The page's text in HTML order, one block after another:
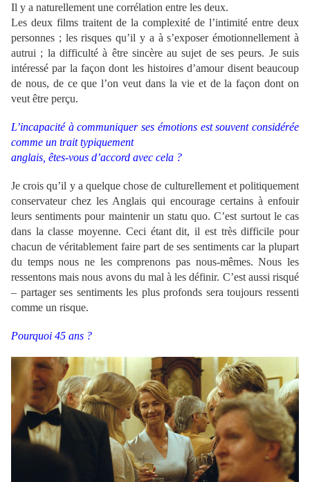
Il y a naturellement une corrélation entre les deux.
Les deux films traitent de la complexité de l’intimité entre deux
personnes ; les risques qu’il y a à s’exposer émotionnellement à
autrui ; la difficulté à être sincère au sujet de ses peurs. Je suis
intéressé par la façon dont les histoires d’amour disent beaucoup
de nous, de ce que l’on veut dans la vie et de la façon dont on
veut être perçu.
L’incapacité à communiquer ses émotions est souvent considérée
comme un trait typiquement
anglais, êtes-vous d’accord avec cela ?
Je crois qu’il y a quelque chose de culturellement et politiquement
conservateur chez les Anglais qui encourage certains à enfouir
leurs sentiments pour maintenir un statu quo. C’est surtout le cas
dans la classe moyenne. Ceci étant dit, il est très difficile pour
chacun de véritablement faire part de ses sentiments car la plupart
du temps nous ne les comprenons pas nous-mêmes. Nous les
ressentons mais nous avons du mal à les définir. C’est aussi risqué
– partager ses sentiments les plus profonds sera toujours ressenti
comme un risque.
Pourquoi 45 ans ?